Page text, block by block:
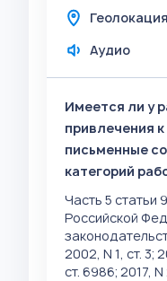
Геолокация
Аудио
Имеется ли у
привлечения
письменные
категорий
Часть 5 статьи
Российской
2002, N 1, ст. 3;
ст. 6986; 2017, N